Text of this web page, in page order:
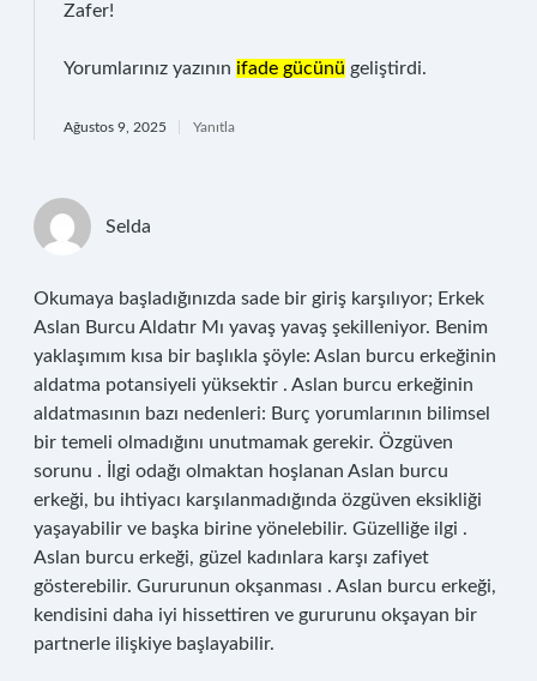
Zafer!
Yorumlarınız yazının ifade gücünü geliştirdi.
Ağustos 9, 2025 Yanıtla
Selda
Okumaya başladığınızda sade bir giriş karşılıyor; Erkek
Aslan Burcu Aldatır Mı yavaş yavaş şekilleniyor. Benim
yaklaşımım kısa bir başlıkla şöyle: Aslan burcu erkeğinin
aldatma potansiyeli yüksektir . Aslan burcu erkeğinin
aldatmasının bazı nedenleri: Burç yorumlarının bilimsel
bir temeli olmadığını unutmamak gerekir. Özgüven
sorunu . İlgi odağı olmaktan hoşlanan Aslan burcu
erkeği, bu ihtiyacı karşılanmadığında özgüven eksikliği
yaşayabilir ve başka birine yönelebilir. Güzelliğe ilgi .
Aslan burcu erkeği, güzel kadınlara karşı zafiyet
gösterebilir. Gururunun okşanması . Aslan burcu erkeği,
kendisini daha iyi hissettiren ve gururunu okşayan bir
partnerle ilişkiye başlayabilir.